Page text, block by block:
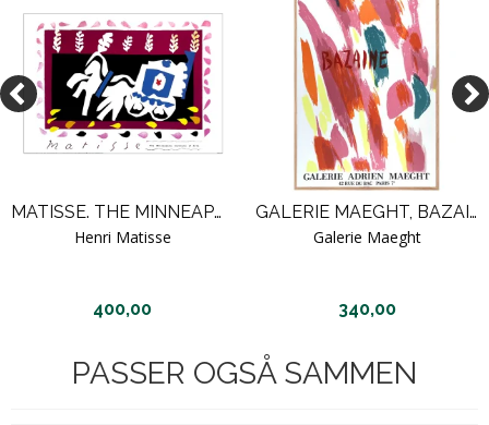
MATISSE. THE MINNEAPOLIS INSTITUTE OF ARTS
Henri Matisse
400,00
GALERIE MAEGHT, BAZAINE 1970
Galerie Maeght
340,00
PASSER OGSÅ SAMMEN